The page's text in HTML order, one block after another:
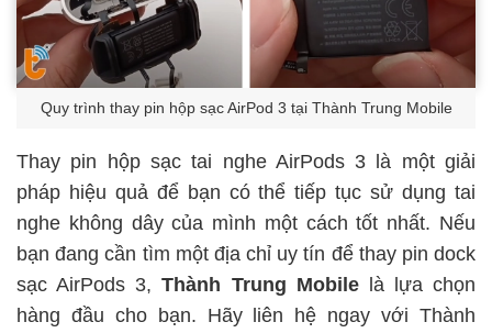
Quy trình thay pin hộp sạc AirPod 3 tại Thành Trung Mobile
Thay pin hộp sạc tai nghe AirPods 3 là một giải
pháp hiệu quả để bạn có thể tiếp tục sử dụng tai
nghe không dây của mình một cách tốt nhất. Nếu
bạn đang cần tìm một địa chỉ uy tín để thay pin dock
sạc AirPods 3,Thành Trung Mobilelà lựa chọn
hàng đầu cho bạn. Hãy liên hệ ngay với Thành